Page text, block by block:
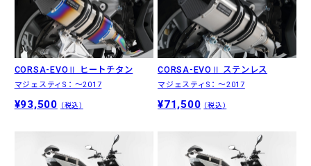
CORSA-EVOⅡ ヒートチタン
マジェスティS：〜2017
¥93,500 （税込）
CORSA-EVOⅡ ステンレス
マジェスティS：〜2017
¥71,500 （税込）